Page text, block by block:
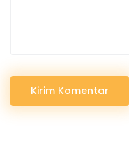
Kirim Komentar